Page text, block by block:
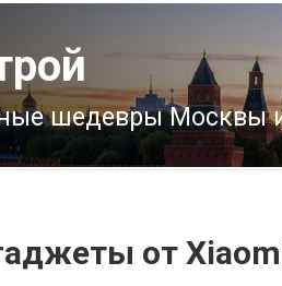
шедевры Москвы
от